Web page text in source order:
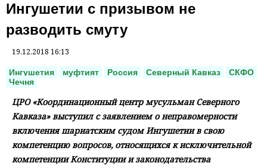
Ингушетии с призывом не
разводить смуту
19.12.2018 16:13
Ингушетия муфтият Россия Северный Кавказ
СКФО
Чечня
ЦРО «Координационный центр мусульман Северного
Кавказа» выступил с заявлением о неправомерности
включения шариатским судом Ингушетии в свою
компетенцию вопросов, относящихся к исключительной
компетенции Конституции и законодательства